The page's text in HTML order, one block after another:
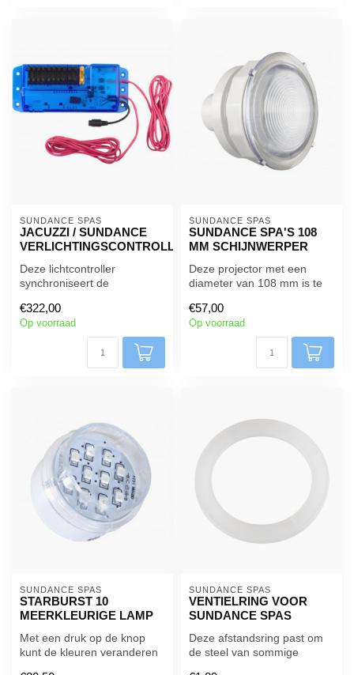
SUNDANCE SPAS
JACUZZI / SUNDANCE
VERLICHTINGSCONTROLLER
Deze lichtcontroller
synchroniseert de
sommige Sundan...
€322,00
Op voorraad
SUNDANCE SPAS
SUNDANCE SPA'S 108
MM SCHIJNWERPER
Deze projector met een
diameter van 108 mm is te
mer...
€57,00
Op voorraad
SUNDANCE SPAS
STARBURST 10
MEERKLEURIGE LAMP
Met een druk op de knop
kunt de kleuren veranderen
SUNDANCE SPAS
VENTIELRING VOOR
SUNDANCE SPAS
Deze afstandsring past om
de steel van sommige